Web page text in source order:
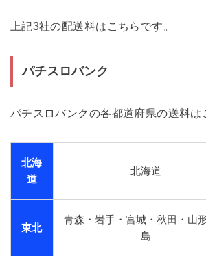
上記3社の配送料はこちらです。
パチスロバンク
パチスロバンクの各都道府県の送料は
北海
道
北海道
東北
青森・岩手・宮城・秋田・山
島